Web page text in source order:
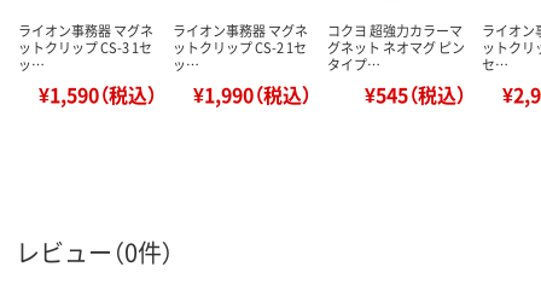
ライオン事務器 マグネ
ットクリップ CS-3 1セ
ッ…
¥1,590（税込）
ライオン事務器 マグネ
ットクリップ CS-2 1セ
ッ…
¥1,990（税込）
コクヨ 超強力カラーマ
グネット ネオマグ ピン
タイプ…
¥545（税込）
ライオン
ットクリ
セ…
レビュー（0件）